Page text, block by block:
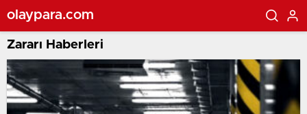
olaypara.com
Zararı Haberleri